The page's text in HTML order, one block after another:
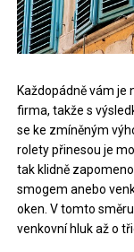
Každopádně vám je
firma, takže s
se ke zmíněným
rolety přinesou je
tak klidně
smogem anebo
oken. V tomto
venkovní hluk až o